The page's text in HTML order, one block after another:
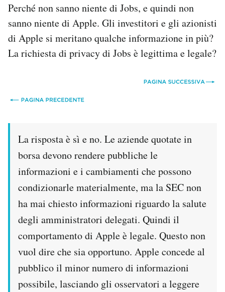
Perché non sanno niente di Jobs, e quindi non
sanno niente di Apple. Gli investitori e gli azionisti
di Apple si meritano qualche informazione in più?
La richiesta di privacy di Jobs è legittima e legale?
La risposta è sì e no. Le aziende quotate in
borsa devono rendere pubbliche le
informazioni e i cambiamenti che possono
condizionarle materialmente, ma la SEC non
ha mai chiesto informazioni riguardo la salute
degli amministratori delegati. Quindi il
comportamento di Apple è legale. Questo non
vuol dire che sia opportuno. Apple concede al
pubblico il minor numero di informazioni
possibile, lasciando gli osservatori a leggere